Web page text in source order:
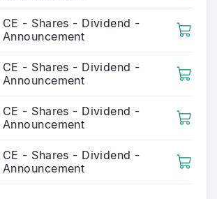
CE - Shares - Dividend -
Announcement
CE - Shares - Dividend -
Announcement
CE - Shares - Dividend -
Announcement
CE - Shares - Dividend -
Announcement